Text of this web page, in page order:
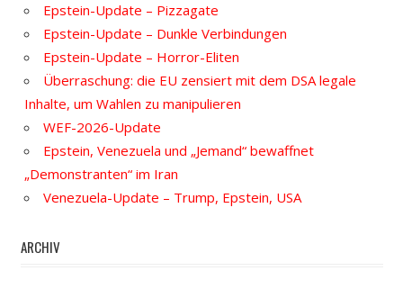
Epstein-Update – Pizzagate
Epstein-Update – Dunkle Verbindungen
Epstein-Update – Horror-Eliten
Überraschung: die EU zensiert mit dem DSA legale
Inhalte, um Wahlen zu manipulieren
WEF-2026-Update
Epstein, Venezuela und „Jemand“ bewaffnet
„Demonstranten“ im Iran
Venezuela-Update – Trump, Epstein, USA
ARCHIV